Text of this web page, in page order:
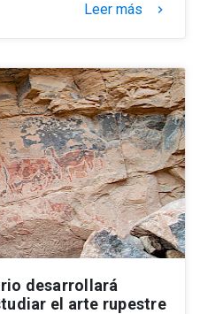
Leer más keyboard_arrow_right
desarrollará
el arte rupestre